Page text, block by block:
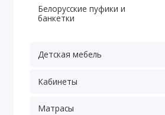
Белорусские пуфики и
банкетки
Детская мебель
Кабинеты
Матрасы